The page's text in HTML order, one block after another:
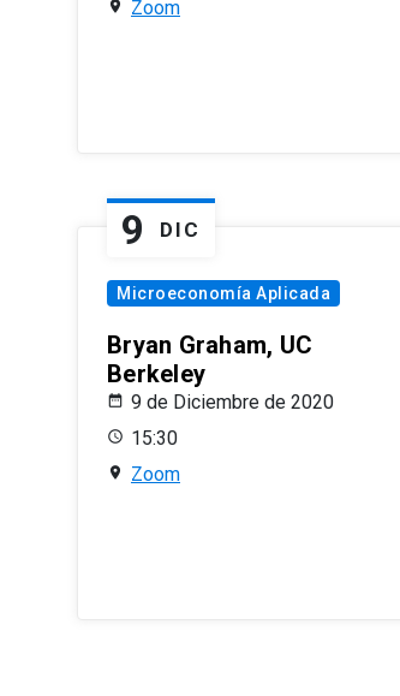
Zoom
9 DIC
Microeconomía Aplicada
Bryan Graham, UC
Berkeley
9 de Diciembre de 2020
15:30
Zoom